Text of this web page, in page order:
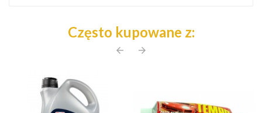
Często kupowane z:
arrow_back arrow_forward